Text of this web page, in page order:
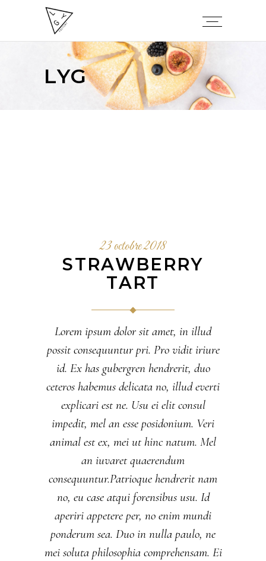
LYG
23 octobre 2018
STRAWBERRY
TART
Lorem ipsum dolor sit amet, in illud
possit consequuntur pri. Pro vidit iriure
id. Ex has gubergren hendrerit, duo
ceteros habemus delicata no, illud everti
explicari est ne. Usu ei elit consul
impedit, mel an esse posidonium. Veri
animal est ex, mei ut hinc natum. Mel
an iuvaret quaerendum
consequuntur.Patrioque hendrerit nam
no, eu case atqui forensibus usu. Id
aperiri appetere per, no enim mundi
ponderum sea. Duo in nulla paulo, ne
mei soluta philosophia comprehensam. Ei